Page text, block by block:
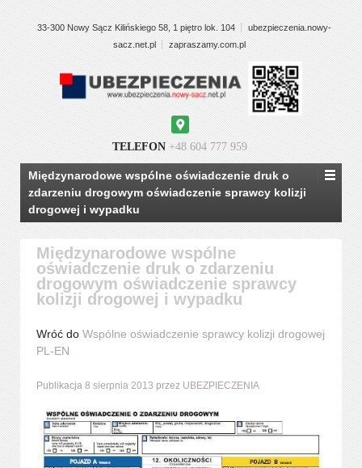
33-300 Nowy Sącz Kilińskiego 58, 1 piętro lok. 104
ubezpieczenia.nowy-
sacz.net.pl
zapraszamy.com.pl
Maps
TELEFON +48 604 777 959
Międzynarodowe wspólne oświadczenie druk o
zdarzeniu drogowym oświadczenie sprawcy kolizji
drogowej i wypadku
Międzynarodowe wspólne
oświadczenie druk o zdarzeniu
drogowym oświadczenie sprawcy
kolizji drogowej i wypadku
Wróć do Wspólne oświadczenie sprawcy kolizji drogowej
PL-EN
Publikacja 8 sierpnia 2013 przez UBEZPIECZENIA